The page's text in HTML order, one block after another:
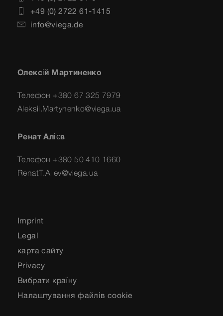
+49 (0) 2722 61-1415
info@viega.de
Олексій Мартиненко
Телефон +380 67 325 7979
Aleksii.Martynenko@viega.ua
Ренат Алієв
Телефон +380 50 410 1660
RenatT.Aliev@viega.ua
Imprint
Legal
карта сайту
Privacy
Вибрати країну
Налаштування файлів cookie